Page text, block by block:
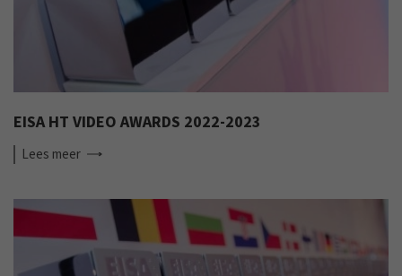
EISA HT VIDEO AWARDS 2022-2023
Lees meer